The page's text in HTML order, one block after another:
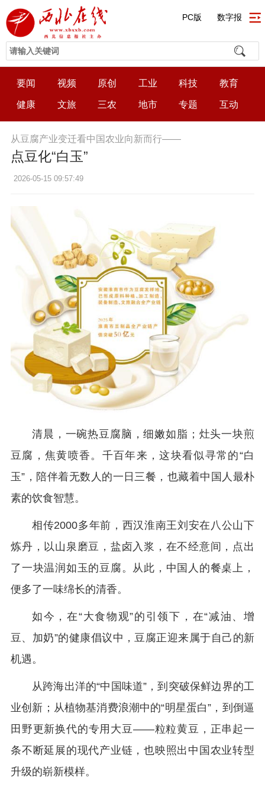
PC版 数字报
要闻 视频 原创 工业 科技 教育
健康 文旅 三农 地市 专题 互动
从豆腐产业变迁看中国农业向新而行——
点豆化“白玉”
2026-05-15 09:57:49
清晨，一碗热豆腐脑，细嫩如脂；灶头一块煎
豆腐，焦黄喷香。千百年来，这块看似寻常的“白
玉”，陪伴着无数人的一日三餐，也藏着中国人最朴
素的饮食智慧。
相传2000多年前，西汉淮南王刘安在八公山下
炼丹，以山泉磨豆，盐卤入浆，在不经意间，点出
了一块温润如玉的豆腐。从此，中国人的餐桌上，
便多了一味绵长的清香。
如今，在“大食物观”的引领下，在“减油、增
豆、加奶”的健康倡议中，豆腐正迎来属于自己的新
机遇。
从跨海出洋的“中国味道”，到突破保鲜边界的工
业创新；从植物基消费浪潮中的“明星蛋白”，到倒逼
田野更新换代的专用大豆——粒粒黄豆，正串起一
条不断延展的现代产业链，也映照出中国农业转型
升级的崭新模样。